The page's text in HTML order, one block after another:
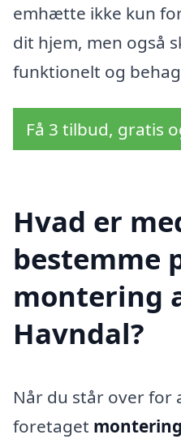
emhætte ikke kun
dit hjem, men også
funktionelt og
Få 3 tilbud, gratis
Hvad er
bestemme
montering
Havndal?
Når du står over for
foretaget